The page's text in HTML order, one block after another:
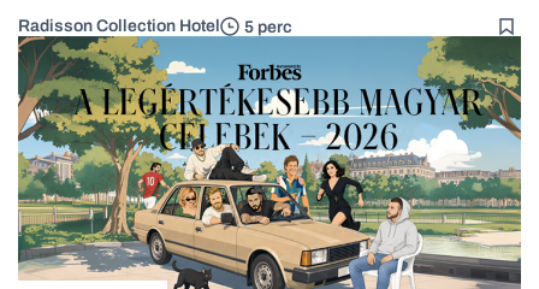
Radisson Collection Hotel 5 perc